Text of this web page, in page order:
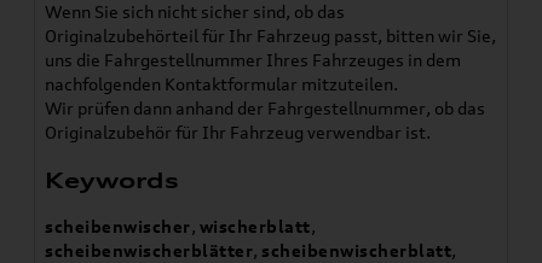
Wenn Sie sich nicht sicher sind, ob das
Originalzubehörteil für Ihr Fahrzeug passt, bitten wir Sie,
uns die Fahrgestellnummer Ihres Fahrzeuges in dem
nachfolgenden Kontaktformular mitzuteilen.
Wir prüfen dann anhand der Fahrgestellnummer, ob das
Originalzubehör für Ihr Fahrzeug verwendbar ist.
Keywords
scheibenwischer, wischerblatt,
scheibenwischerblätter, scheibenwischerblatt,